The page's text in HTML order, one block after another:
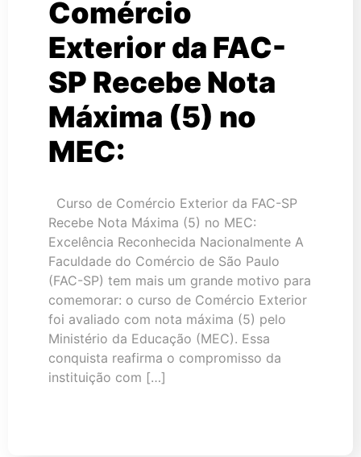
Comércio
Exterior da FAC-
SP Recebe Nota
Máxima (5) no
MEC:
Curso de Comércio Exterior da FAC-SP
Recebe Nota Máxima (5) no MEC:
Excelência Reconhecida Nacionalmente A
Faculdade do Comércio de São Paulo
(FAC-SP) tem mais um grande motivo para
comemorar: o curso de Comércio Exterior
foi avaliado com nota máxima (5) pelo
Ministério da Educação (MEC). Essa
conquista reafirma o compromisso da
instituição com […]